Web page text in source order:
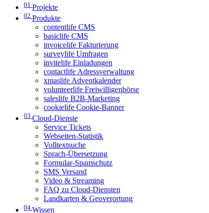
01 Projekte
02 Produkte
contentlife CMS
basiclife CMS
invoicelife Fakturierung
surveylife Umfragen
invitelife Einladungen
contactlife Adressverwaltung
xmaslife Adventkalender
volunteerlife Freiwilligenbörse
saleslife B2B-Marketing
cookielife Cookie-Banner
03 Cloud-Dienste
Service Tickets
Webseiten-Statistik
Volltextsuche
Sprach-Übersetzung
Formular-Spamschutz
SMS Versand
Video & Streaming
FAQ zu Cloud-Diensten
Landkarten & Geoverortung
04 Wissen